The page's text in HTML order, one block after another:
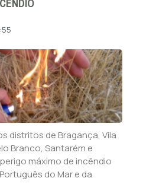
distritos de Bragança, Vila
Branco, Santarém e
máximo de incêndio
do Mar e da